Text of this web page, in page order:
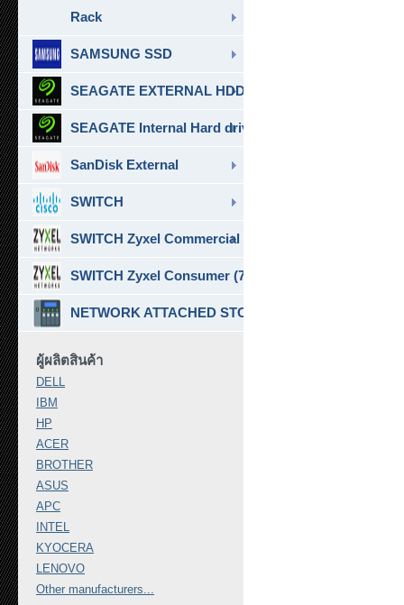
Rack
SAMSUNG SSD
SEAGATE EXTERNAL HDD & SSD
SEAGATE Internal Hard drive
SanDisk External
SWITCH
SWITCH Zyxel Commercial
SWITCH Zyxel Consumer (7)
NETWORK ATTACHED STORAGE ( NAS ) (7)
ผู้ผลิตสินค้า
DELL
IBM
HP
ACER
BROTHER
ASUS
APC
INTEL
KYOCERA
LENOVO
Other manufacturers...